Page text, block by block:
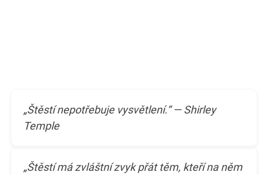
„Štěstí nepotřebuje vysvětlení.“ — Shirley
Temple
„Štěstí má zvláštní zvyk přát těm, kteří na něm